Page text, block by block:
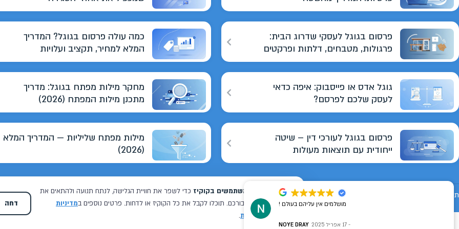
פרסום בגוגל לעסקי שדרוג הבית:
פרגולות, מטבחים, דלתות ופרקטים
גוגל אדס או פייסבוק: איפה כדאי
לעסק שלכם לפרסם?
פרסום בגוגל לעורכי דין – שיטה
ייחודית עם תוצאות מעולות
כמה עולה פרסום בגוגל? המדריך
המלא למחיר, תקציב ועלויות
מחקר מילות מפתח בגוגל: מדריך
מתכנן מילות המפתח (2026)
מילות מפתח שליליות — המדריך המלא
(2026)
תנאי שימוש הצהרת נגישות מפת אתר כל
וואו איזה כיף, מאיפה להתחיל בכלל לתאר את מתן והצוות שלו, מאז
מושלמים אין עליהם בעולם !
NOYE DRAY 17 אפריל 2025